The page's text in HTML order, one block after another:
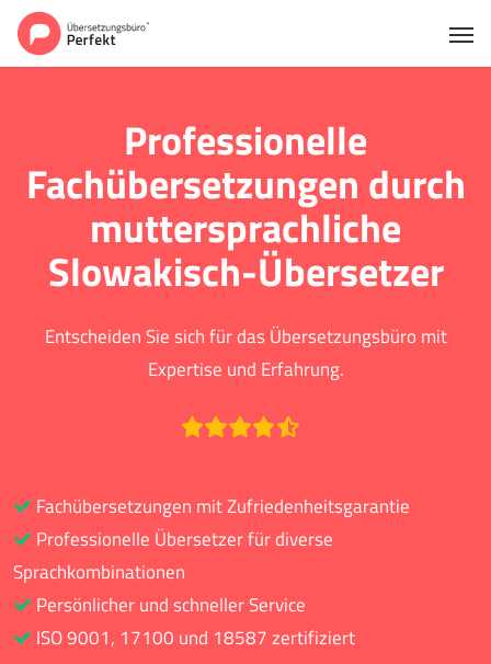
Professionelle
Fachübersetzungen durch
muttersprachliche
Slowakisch-Übersetzer
Entscheiden Sie sich für das Übersetzungsbüro mit
Expertise und Erfahrung.
Fachübersetzungen mit Zufriedenheitsgarantie
Professionelle Übersetzer für diverse
Sprachkombinationen
Persönlicher und schneller Service
ISO 9001, 17100 und 18587 zertifiziert